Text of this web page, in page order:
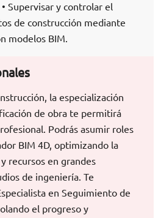
Supervisar y controlar el
de construcción mediante
modelos BIM.
la especialización
de obra te permitirá
Podrás asumir roles
BIM 4D, optimizando la
recursos en grandes
de ingeniería. Te
en Seguimiento de
el progreso y